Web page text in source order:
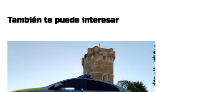
PROMOCIÓN 38:
También te puede interesar